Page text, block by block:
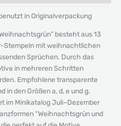
in Originalverpackung
besteht aus 13
Stempeln mit weihnachtlichen
Sprüchen. Durch das
in mehreren Schritten
Empfohlene transparente
in den Größen a, d, e und g.
im Minikatalog Juli–Dezember
“Weihnachtsgrün und